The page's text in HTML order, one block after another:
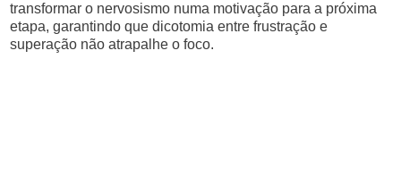
transformar o nervosismo numa motivação para a próxima
etapa, garantindo que dicotomia entre frustração e
superação não atrapalhe o foco.